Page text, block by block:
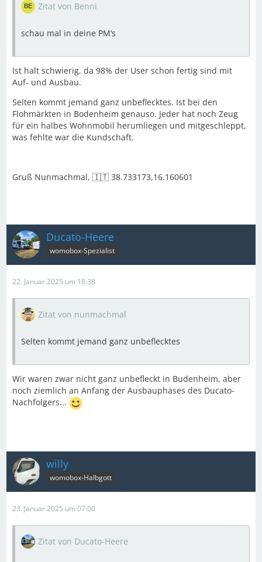
Zitat von Benni
schau mal in deine PM‘s
Ist halt schwierig, da 98% der User schon fertig sind mit
Auf- und Ausbau.
Selten kommt jemand ganz unbeflecktes. Ist bei den
Flohmärkten in Bodenheim genauso. Jeder hat noch Zeug
für ein halbes Wohnmobil herumliegen und mitgeschleppt,
was fehlte war die Kundschaft.
Gruß Nunmachmal, 🇮🇹 38.733173,16.160601
Ducato-Heere
womobox-Spezialist
22. Januar 2025 um 18:38
Zitat von nunmachmal
Selten kommt jemand ganz unbeflecktes
Wir waren zwar nicht ganz unbefleckt in Budenheim, aber
noch ziemlich an Anfang der Ausbauphases des Ducato-
Nachfolgers...
willy
womobox-Halbgott
23. Januar 2025 um 07:00
Zitat von Ducato-Heere